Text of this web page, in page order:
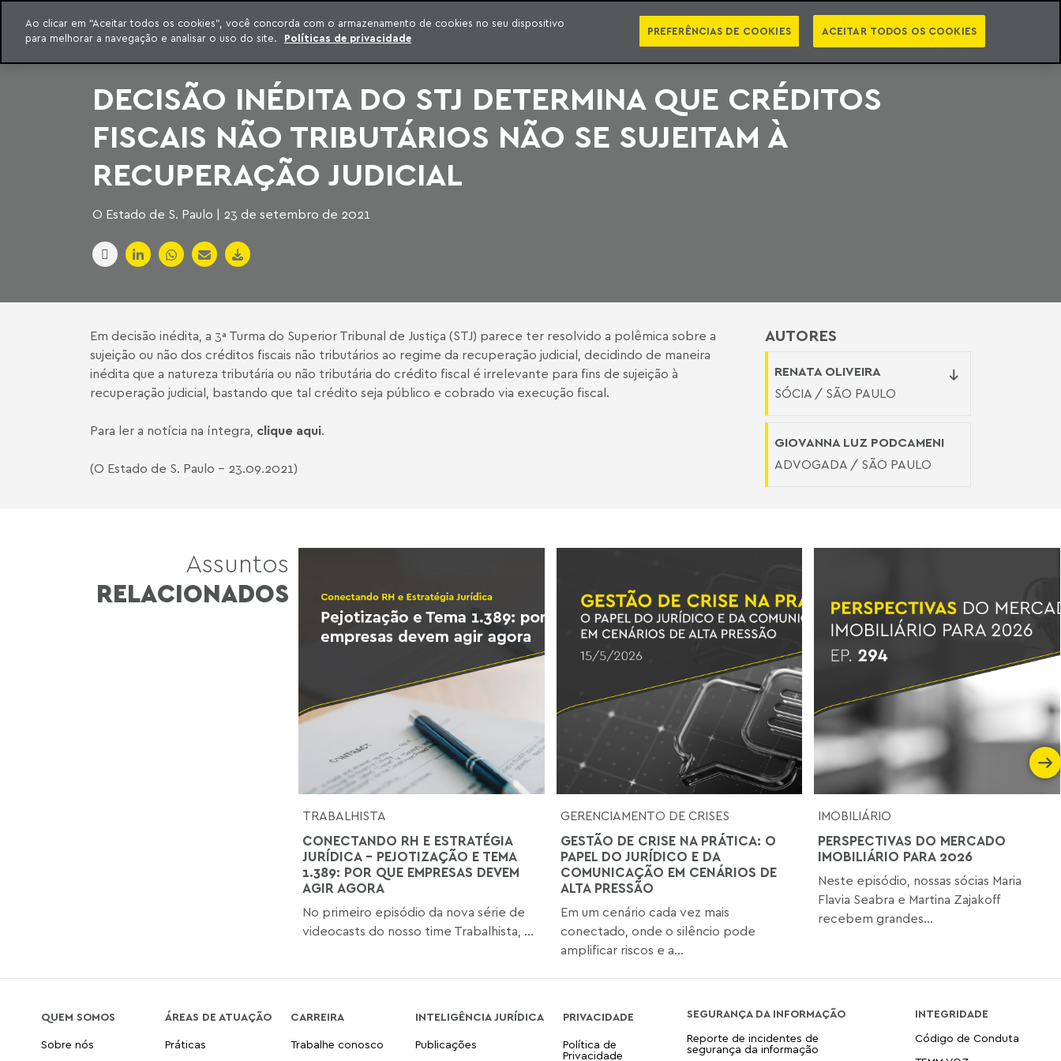
para o conteúdo
Machado Meyer
INTELIGÊNCIA JURÍDICA
CONTEÚDO EXCLUSIVO MACHADO MEYER ADVOGADOS
SÉRIES PUBLICAÇÕES EBOOKS PODCASTS NEWSLETTER VIDEOCASTS PT EN CATEGORIAS
DECISÃO INÉDITA DO STJ DETERMINA QUE CRÉDITOS
FISCAIS NÃO TRIBUTÁRIOS NÃO SE SUJEITAM À
RECUPERAÇÃO JUDICIAL
O Estado de S. Paulo | 23 de setembro de 2021
AUTORES
RENATA OLIVEIRA
SÓCIA / SÃO PAULO
GIOVANNA LUZ PODCAMENI
ADVOGADA / SÃO PAULO
Em decisão inédita, a 3ª Turma do Superior Tribunal de Justiça (STJ) parece ter resolvido a polêmica sobre a
sujeição ou não dos créditos fiscais não tributários ao regime da recuperação judicial, decidindo de maneira
inédita que a natureza tributária ou não tributária do crédito fiscal é irrelevante para fins de sujeição à
recuperação judicial, bastando que tal crédito seja público e cobrado via execução fiscal.
Para ler a notícia na íntegra, clique aqui.
(O Estado de S. Paulo - 23.09.2021)
Assuntos
RELACIONADOS
TRABALHISTA
CONECTANDO RH E ESTRATÉGIA
JURÍDICA - PEJOTIZAÇÃO E TEMA
1.389: POR QUE EMPRESAS DEVEM
AGIR AGORA
No primeiro episódio da nova série de
videocasts do nosso time Trabalhista, ...
GERENCIAMENTO DE CRISES
GESTÃO DE CRISE NA PRÁTICA: O
PAPEL DO JURÍDICO E DA
COMUNICAÇÃO EM CENÁRIOS DE
ALTA PRESSÃO
Em um cenário cada vez mais
conectado, onde o silêncio pode
amplificar riscos e a...
IMOBILIÁRIO
PERSPECTIVAS DO MERCADO
IMOBILIÁRIO PARA 2026
Neste episódio, nossas sócias Maria
Flavia Seabra e Martina Zajakoff
recebem grandes...
QUEM SOMOS
Sobre nós
ÁREAS DE ATUAÇÃO
Práticas
CARREIRA
Trabalhe conosco
INTELIGÊNCIA JURÍDICA
Publicações
PRIVACIDADE
Política de
Privacidade
SEGURANÇA DA INFORMAÇÃO
Reporte de incidentes de
segurança da informação
INTEGRIDADE
Código de Conduta
Ao clicar em “Aceitar todos os cookies”, você concorda com o armazenamento de cookies no seu dispositivo
para melhorar a navegação e analisar o uso do site.
Políticas de privacidade
PREFERÊNCIAS DE COOKIES ACEITAR TODOS OS COOKIES